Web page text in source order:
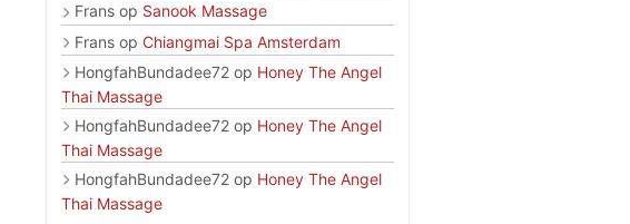
Fransop Sanook Massage
Fransop Chiangmai Spa Amsterdam
HongfahBundadee72op Honey The Angel
Thai Massage
HongfahBundadee72op Honey The Angel
Thai Massage
HongfahBundadee72op Honey The Angel
Thai Massage